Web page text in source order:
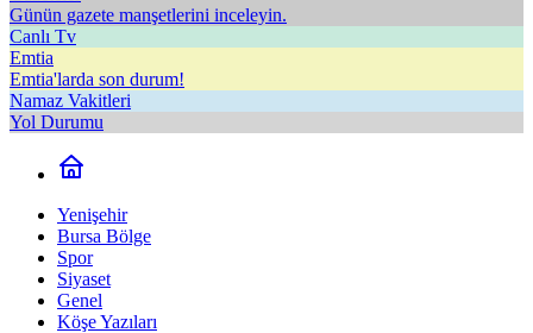
Günün gazete manşetlerini inceleyin.
Canlı Tv
Emtia
Emtia'larda son durum!
Namaz Vakitleri
Yol Durumu
Yenişehir
Bursa Bölge
Spor
Siyaset
Genel
Köşe Yazıları